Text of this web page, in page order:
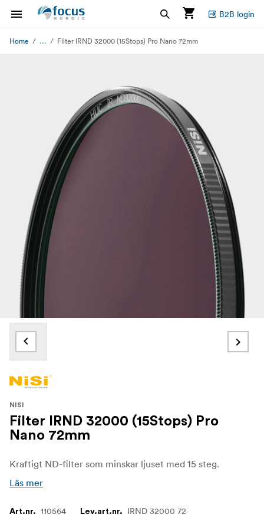
B2B login
Home ... Filter IRND 32000 (15Stops) Pro Nano 72mm
NISI
Filter IRND 32000 (15Stops) Pro
Nano 72mm
Kraftigt ND-filter som minskar ljuset med 15 steg.
Läs mer
Art.nr. 110564 Lev.art.nr. IRND 32000 72